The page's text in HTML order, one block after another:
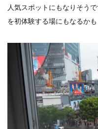
人気スポットにもなりそう
を初体験する場にもなるかも